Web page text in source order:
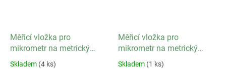
Měřicí vložka pro
mikrometr na metrický
závity 60 ° / stoupání 0,4
Skladem (4 ks)
Měřicí vložka pro
mikrometr na metrický
závity 60 ° / stoupání 0,6
Skladem (1 ks)